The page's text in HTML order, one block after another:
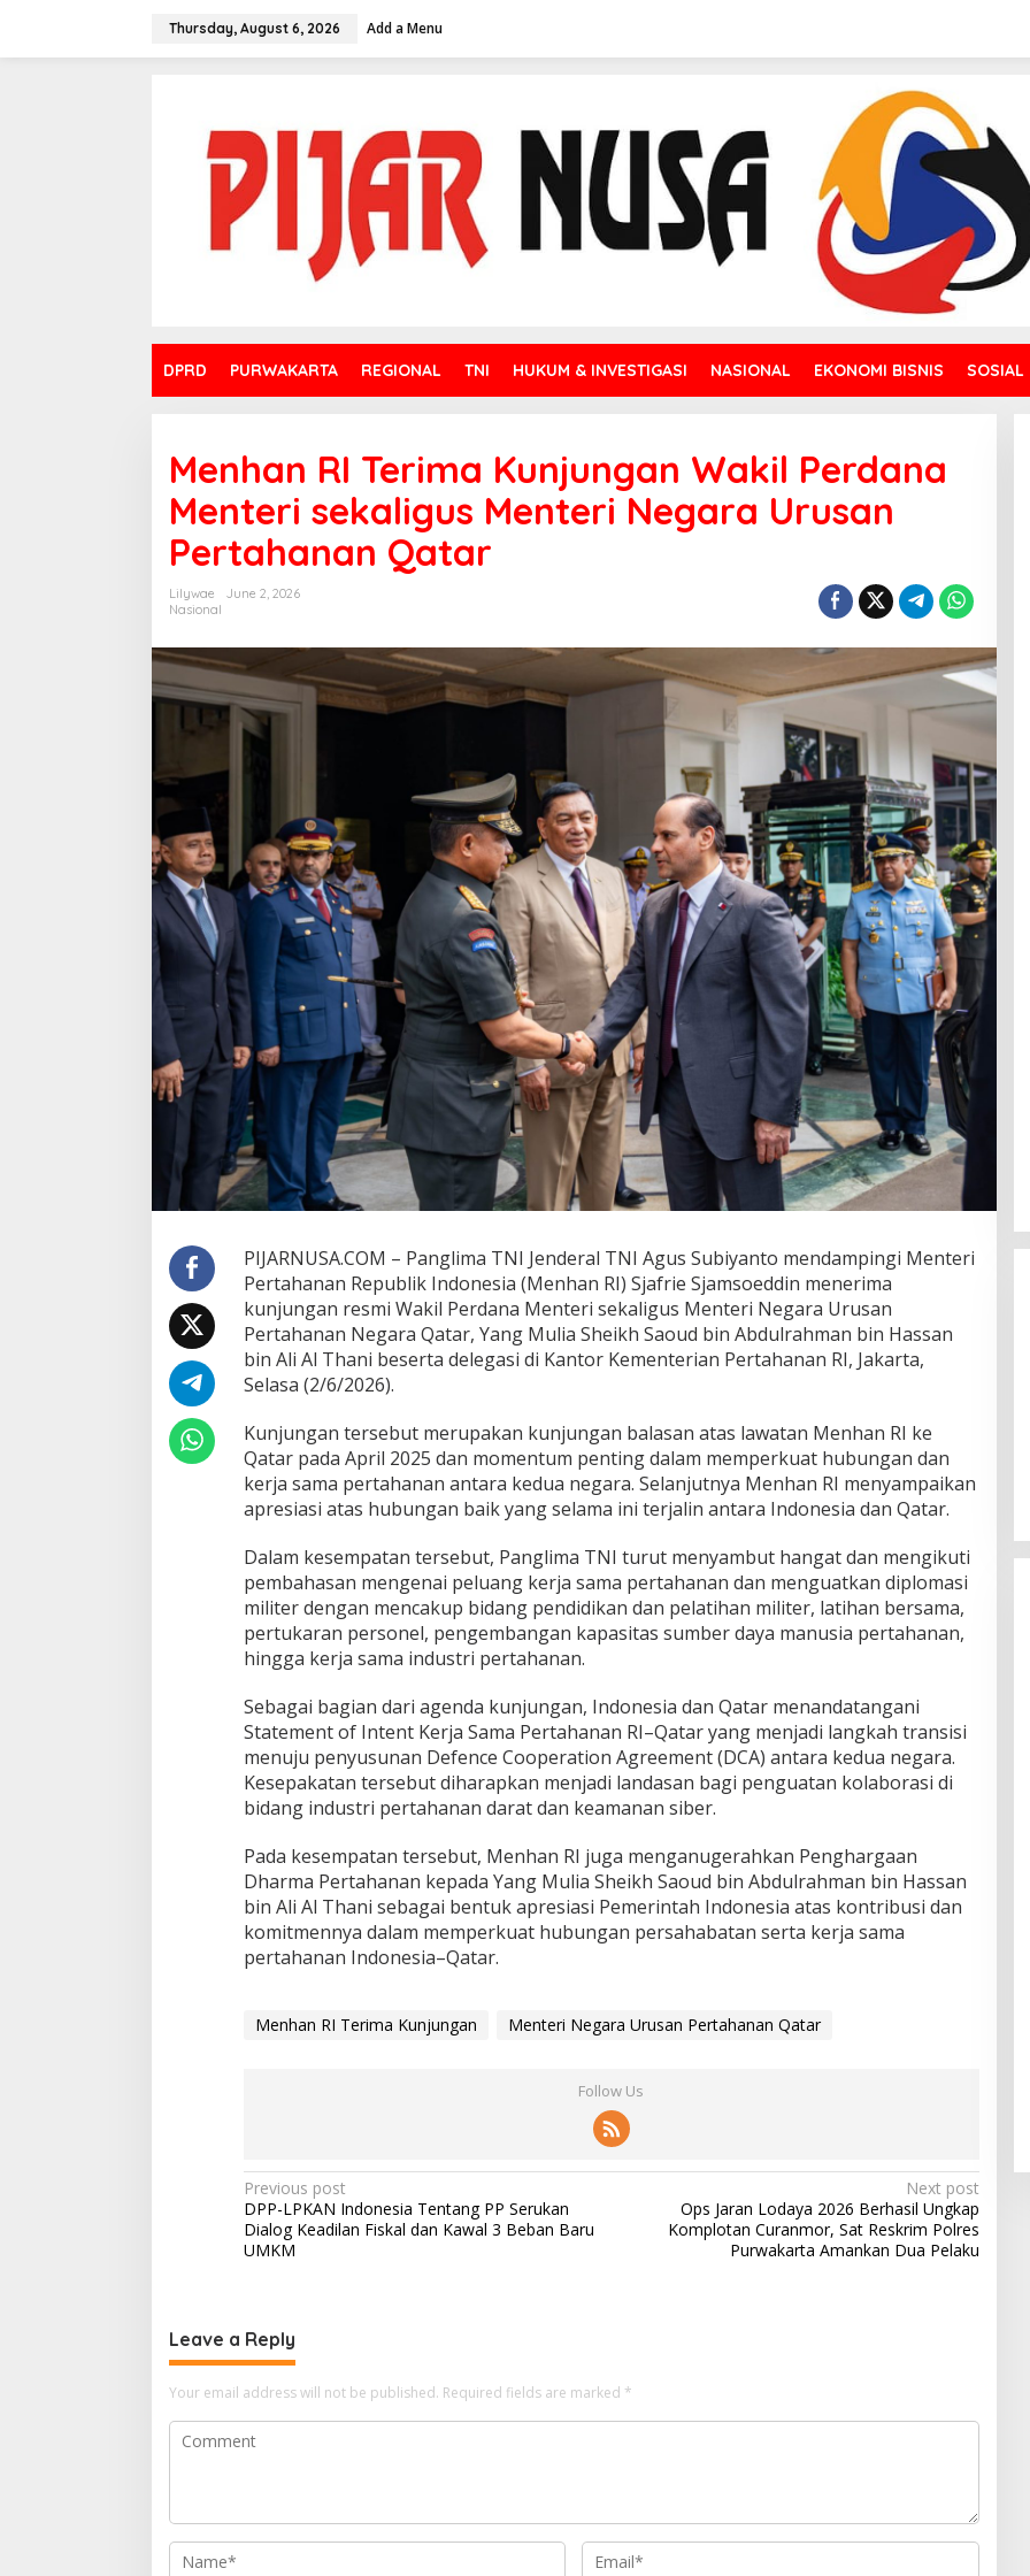
Thursday, August 6, 2026 Add a Menu
DPRD PURWAKARTA REGIONAL TNI HUKUM & INVESTIGASI NASIONAL EKONOMI BISNIS SOSIAL
Menhan RI Terima Kunjungan Wakil Perdana
Menteri sekaligus Menteri Negara Urusan
Pertahanan Qatar
Lilywae
June 2, 2026
Nasional
PIJARNUSA.COM – Panglima TNI Jenderal TNI Agus Subiyanto mendampingi Menteri
Pertahanan Republik Indonesia (Menhan RI) Sjafrie Sjamsoeddin menerima
kunjungan resmi Wakil Perdana Menteri sekaligus Menteri Negara Urusan
Pertahanan Negara Qatar, Yang Mulia Sheikh Saoud bin Abdulrahman bin Hassan
bin Ali Al Thani beserta delegasi di Kantor Kementerian Pertahanan RI, Jakarta,
Selasa (2/6/2026).
Kunjungan tersebut merupakan kunjungan balasan atas lawatan Menhan RI ke
Qatar pada April 2025 dan momentum penting dalam memperkuat hubungan dan
kerja sama pertahanan antara kedua negara. Selanjutnya Menhan RI menyampaikan
apresiasi atas hubungan baik yang selama ini terjalin antara Indonesia dan Qatar.
Dalam kesempatan tersebut, Panglima TNI turut menyambut hangat dan mengikuti
pembahasan mengenai peluang kerja sama pertahanan dan menguatkan diplomasi
militer dengan mencakup bidang pendidikan dan pelatihan militer, latihan bersama,
pertukaran personel, pengembangan kapasitas sumber daya manusia pertahanan,
hingga kerja sama industri pertahanan.
Sebagai bagian dari agenda kunjungan, Indonesia dan Qatar menandatangani
Statement of Intent Kerja Sama Pertahanan RI–Qatar yang menjadi langkah transisi
menuju penyusunan Defence Cooperation Agreement (DCA) antara kedua negara.
Kesepakatan tersebut diharapkan menjadi landasan bagi penguatan kolaborasi di
bidang industri pertahanan darat dan keamanan siber.
Pada kesempatan tersebut, Menhan RI juga menganugerahkan Penghargaan
Dharma Pertahanan kepada Yang Mulia Sheikh Saoud bin Abdulrahman bin Hassan
bin Ali Al Thani sebagai bentuk apresiasi Pemerintah Indonesia atas kontribusi dan
komitmennya dalam memperkuat hubungan persahabatan serta kerja sama
pertahanan Indonesia–Qatar.
Menhan RI Terima Kunjungan Menteri Negara Urusan Pertahanan Qatar
Follow Us
Post
navigation
Previous post
DPP-LPKAN Indonesia Tentang PP Serukan
Dialog Keadilan Fiskal dan Kawal 3 Beban Baru
UMKM
Next post
Ops Jaran Lodaya 2026 Berhasil Ungkap
Komplotan Curanmor, Sat Reskrim Polres
Purwakarta Amankan Dua Pelaku
Leave a Reply
Your email address will not be published. Required fields are marked *
Wakil Panglima TNI dan Sejumlah
Pejabat Negara Terima Warga
Kehormatan dan Brevet Korps
Marinir
In Nasional | August 5, 2026